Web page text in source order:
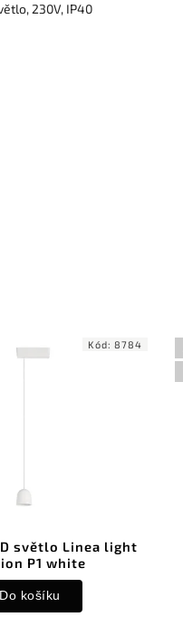
230V, IP40
světlo Linea light
P1 white
Do košíku
Kód: 8784